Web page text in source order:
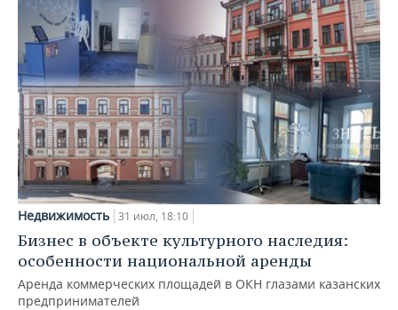
Недвижимость 31 июл, 18:10
Бизнес в объекте культурного наследия:
особенности национальной аренды
Аренда коммерческих площадей в ОКН глазами казанских
предпринимателей